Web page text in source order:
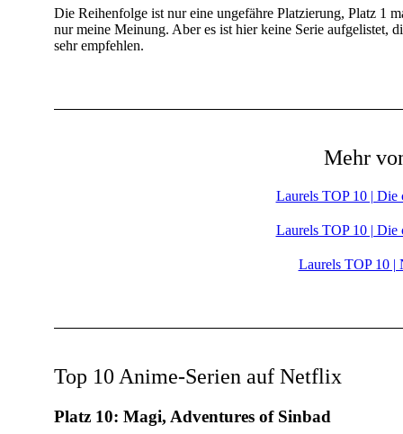
Die Reihenfolge ist nur eine ungefähre Platzierung, Platz 1
nur meine Meinung. Aber es ist hier keine Serie
sehr empfehlen.
Mehr
Laurels TOP 10 | Die
Laurels TOP 10 | Die
Laurels TOP 10 |
Top 10 Anime-Serien auf Netflix
Platz 10: Magi, Adventures of Sinbad